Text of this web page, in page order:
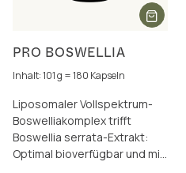
PRO BOSWELLIA
Inhalt: 101 g = 180 Kapseln
Liposomaler Vollspektrum-
Boswelliakomplex trifft
Boswellia serrata-Extrakt:
Optimal bioverfügbar und mit